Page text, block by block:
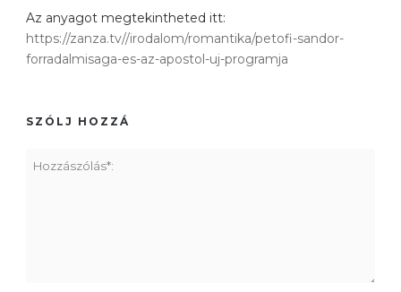
Az anyagot megtekintheted itt:
https://zanza.tv//irodalom/romantika/petofi-sandor-
forradalmisaga-es-az-apostol-uj-programja
SZÓLJ HOZZÁ